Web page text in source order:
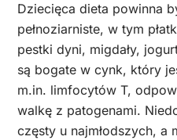
Dziecięca dieta powinna
pełnoziarniste, w tym
pestki dyni, migdały,
są bogate w cynk, który
m.in. limfocytów T,
walkę z patogenami.
częsty u najmłodszych, a